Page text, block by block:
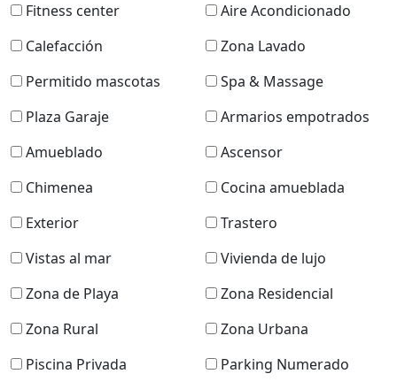
Fitness center
Aire Acondicionado
Calefacción
Zona Lavado
Permitido mascotas
Spa & Massage
Plaza Garaje
Armarios empotrados
Amueblado
Ascensor
Chimenea
Cocina amueblada
Exterior
Trastero
Vistas al mar
Vivienda de lujo
Zona de Playa
Zona Residencial
Zona Rural
Zona Urbana
Piscina Privada
Parking Numerado